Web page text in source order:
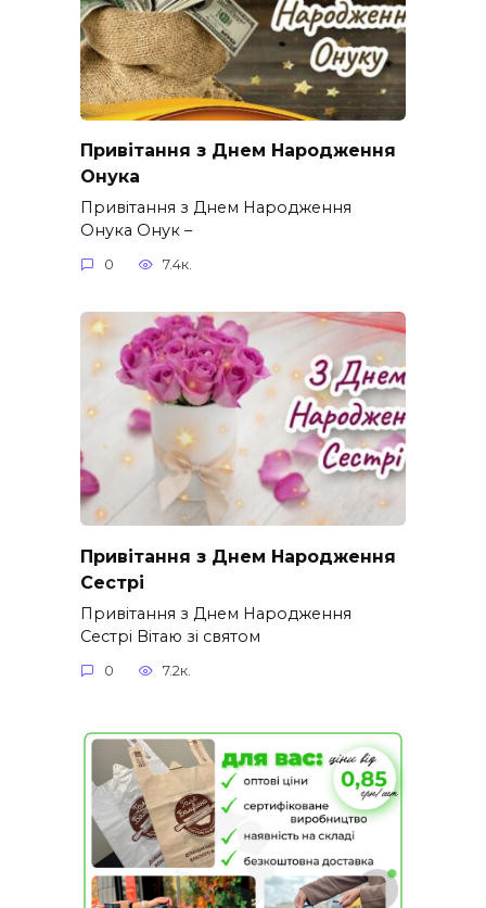
Привітання з Днем Народження
Онука
Привітання з Днем Народження
Онука Онук –
0 7.4к.
Привітання з Днем Народження
Сестрі
Привітання з Днем Народження
Сестрі Вітаю зі святом
0 7.2к.